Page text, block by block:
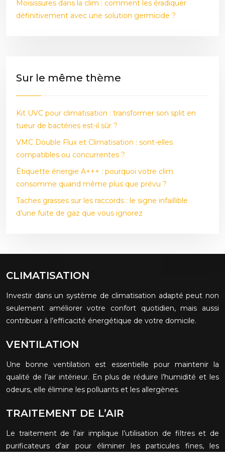
Moisissures dans la clim : comment les éradiquer
définitivement avec une solution germicide ?
Sur le même thème
Kit UVC pour climatisation : transformer son split en
tueur de bactéries est-il sûr ?
VMC Double Flux et Climatisation : sont-elles
compatibles ou concurrentes ?
Étiquette énergie A+++ : pourquoi votre clim
consomme quand même plus que prévu ?
Taches grasses sur les raccords : le signe infaillible
d’une fuite de gaz que vous ignorez
CLIMATISATION
Investir dans un système de climatisation adapté peut non
seulement améliorer votre confort quotidien, mais aussi
contribuer à l’efficacité énergétique de votre domicile.
VENTILATION
Une bonne ventilation est essentielle pour maintenir la
qualité de l’air intérieur. En plus de réduire l’humidité et les
odeurs, elle élimine les polluants et les allergènes.
TRAITEMENT DE L’AIR
Le traitement de l’air implique l’utilisation de filtres et de
purificateurs d’air pour éliminer les particules fines, les